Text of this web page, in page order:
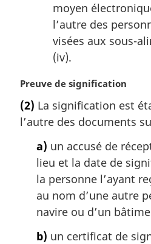
moyen
l’autre des
visées aux sous-
(iv).
N
t
e
Preuve de signification
(2) La signification est
l’autre des documents
a) un accusé de
lieu et la date de
la personne l’ayant
au nom d’une autre
navire ou d’un
b) un certificat de